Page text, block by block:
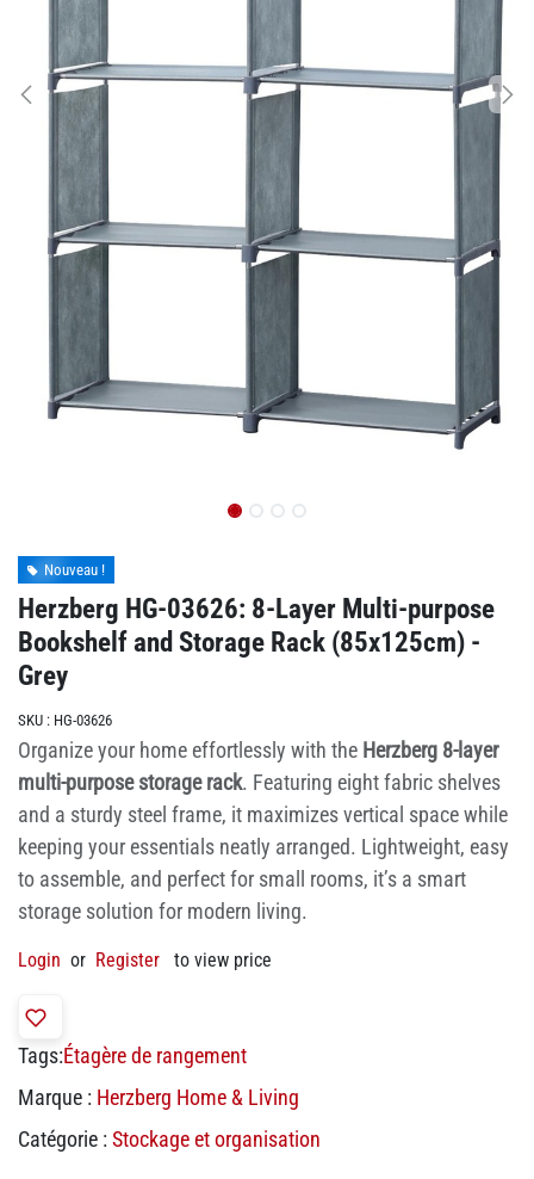
Nouveau !
Herzberg HG-03626: 8-Layer Multi-purpose
Bookshelf and Storage Rack (85x125cm) -
Grey
SKU : HG-03626
Organize your home effortlessly with the Herzberg 8-layer
multi-purpose storage rack. Featuring eight fabric shelves
and a sturdy steel frame, it maximizes vertical space while
keeping your essentials neatly arranged. Lightweight, easy
to assemble, and perfect for small rooms, it’s a smart
storage solution for modern living.
Login or Register to view price
Tags:Étagère de rangement
Marque : Herzberg Home & Living
Catégorie : Stockage et organisation